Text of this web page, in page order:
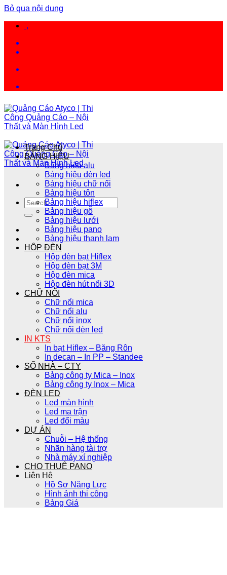
Bỏ qua nội dung
,
Trang Chủ
BẢNG HIỆU
Bảng hiệu alu
Bảng hiệu đèn led
Bảng hiệu chữ nổi
Bảng hiệu tôn
Bảng hiệu hiflex
Bảng hiệu gỗ
Bảng hiệu lưới
Bảng hiệu pano
Bảng hiệu thanh lam
HỘP ĐÈN
Hộp đèn bạt Hiflex
Hộp đèn bạt 3M
Hộp đèn mica
Hộp đèn hút nổi 3D
CHỮ NỔI
Chữ nổi mica
Chữ nổi alu
Chữ nổi inox
Chữ nổi đèn led
IN KTS
In bạt Hiflex – Băng Rôn
In decan – In PP – Standee
SỐ NHÀ – CTY
Bảng công ty Mica – Inox
Bảng công ty Inox – Mica
ĐÈN LED
Led màn hình
Led ma trận
Led đổi màu
DỰ ÁN
Chuỗi – Hệ thống
Nhãn hàng tài trợ
Nhà máy xí nghiệp
CHO THUÊ PANO
Liên Hệ
Hồ Sơ Năng Lực
Hình ảnh thi công
Bảng Giá